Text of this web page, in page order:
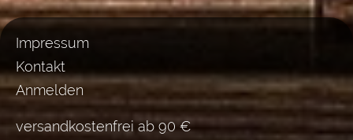
Impressum
Kontakt
Anmelden
versandkostenfrei ab 90 €